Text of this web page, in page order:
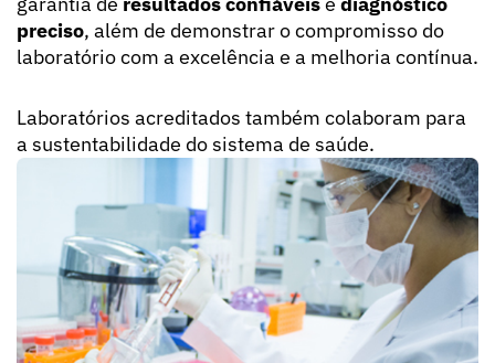
preciso, além de demonstrar o compromisso do
laboratório com a excelência e a melhoria contínua.
Laboratórios acreditados também colaboram para
a sustentabilidade do sistema de saúde.